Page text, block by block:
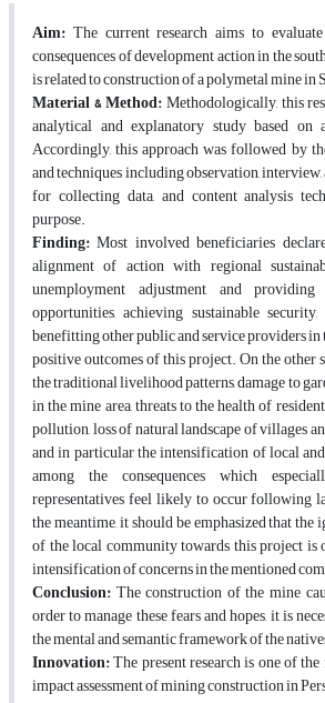
Aim: The current research aims to
consequences of development action in the
is related to construction of a polymetal mine in
Material & Method:Methodologically, this
analytical and explanatory study based on
Accordingly, this approach was followed by
and techniques including observation,
for collecting data, and content analysis
purpose.
Finding:Most involved beneficiaries
alignment of action with regional
unemployment adjustment and providing
opportunities, achieving sustainable
benefitting other public and service providers in
positive outcomes of this project. On the other
the traditional livelihood patterns, damage to
in the mine area, threats to the health of
pollution, loss of natural landscape of villages
and in particular the intensification of local
among the consequences which
representatives feel likely to occur following
the meantime, it should be emphasized that
of the local community towards this project is
intensification of concerns in the mentioned
Conclusion:The construction of the mine
order to manage these fears and hopes, it is
the mental and semantic framework of the
Innovation:The present research is one of
impact assessment of mining construction in